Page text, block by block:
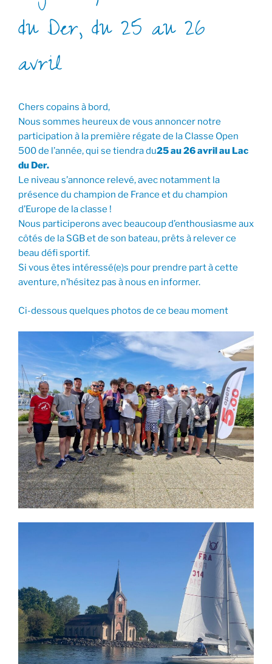
du Der, du 25 au 26
avril
Chers copains à bord,
Nous sommes heureux de vous annoncer notre
participation à la première régate de la Classe Open
500 de l’année, qui se tiendra du25 au 26 avril au Lac
du Der.
Le niveau s’annonce relevé, avec notamment la
présence du champion de France et du champion
d’Europe de la classe !
Nous participerons avec beaucoup d’enthousiasme aux
côtés de la SGB et de son bateau, prêts à relever ce
beau défi sportif.
Si vous êtes intéressé(e)s pour prendre part à cette
aventure, n’hésitez pas à nous en informer.
Ci-dessous quelques photos de ce beau moment